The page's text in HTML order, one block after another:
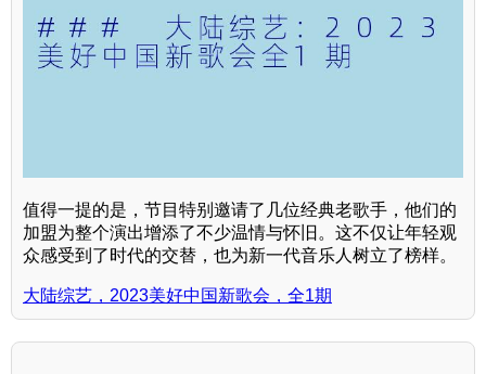
值得一提的是，节目特别邀请了几位经典老歌手，他们的
加盟为整个演出增添了不少温情与怀旧。这不仅让年轻观
众感受到了时代的交替，也为新一代音乐人树立了榜样。
大陆综艺，2023美好中国新歌会，全1期